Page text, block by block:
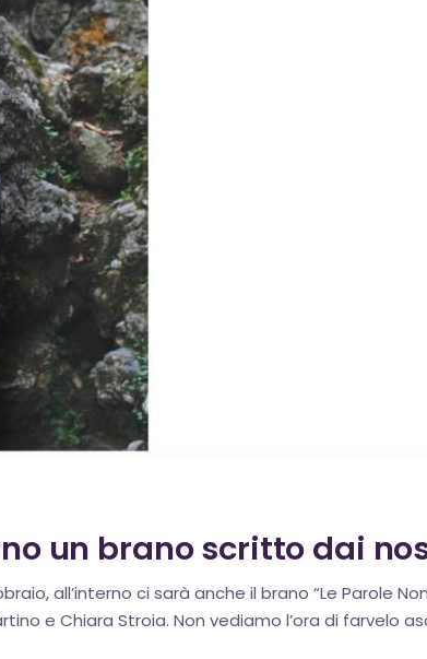
un brano scritto dai
all’interno ci sarà anche il brano “Le Parole
e Chiara Stroia. Non vediamo l’ora di farvelo